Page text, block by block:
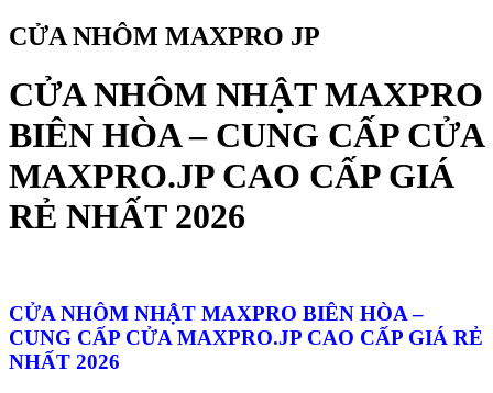
CỬA NHÔM MAXPRO JP
CỬA NHÔM NHẬT MAXPRO
BIÊN HÒA – CUNG CẤP CỬA
MAXPRO.JP CAO CẤP GIÁ
RẺ NHẤT 2026
CỬA NHÔM NHẬT MAXPRO BIÊN HÒA –
CUNG CẤP CỬA MAXPRO.JP CAO CẤP GIÁ RẺ
NHẤT 2026